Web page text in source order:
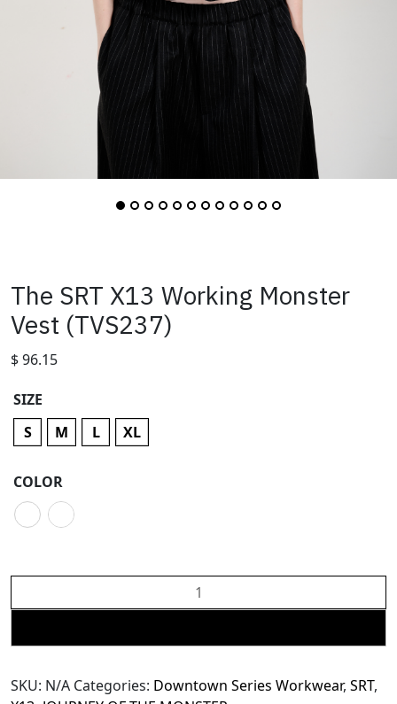
The SRT X13 Working Monster
Vest (TVS237)
$96.15
SIZE
S
M L XL
COLOR
SRT
Working
Vest
SKU: N/A Categories: Downtown Series Workwear, SRT,